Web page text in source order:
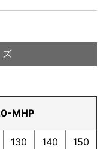
MHP
130 140 150